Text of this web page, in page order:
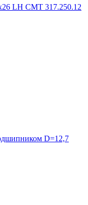
LH CMT 317.250.12
D=12,7